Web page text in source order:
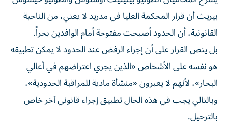
بيريث أن قرار المحكمة العليا في مدريد لا يعني، من الناحية
القانونية، أن الحدود أصبحت مفتوحة أمام الوافدين بحراً.
بل ينص القرار على أن إجراء الرفض عند الحدود لا يمكن تطبيقه
هو نفسه على الأشخاص «الذين يجري اعتراضهم في أعالي
البحار»، لأنهم لا يعبرون «منشأة مادية للمراقبة الحدودية»،
وبالتالي يجب في هذه الحال تطبيق إجراء قانوني آخر خاص
بالترحيل.